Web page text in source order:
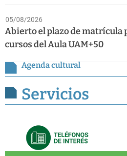
05/08/2026
Abierto el plazo de matrícula
cursos del Aula UAM+50
Agenda cultural
Servicios